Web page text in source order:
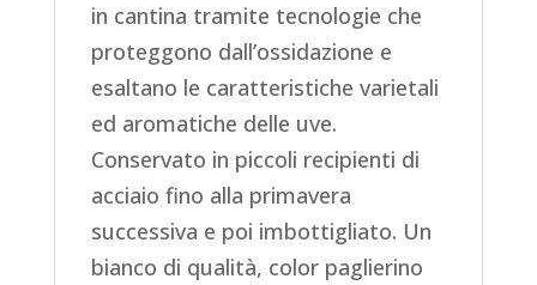
in cantina tramite tecnologie che
proteggono dall’ossidazione e
esaltano le caratteristiche varietali
ed aromatiche delle uve.
Conservato in piccoli recipienti di
acciaio fino alla primavera
successiva e poi imbottigliato. Un
bianco di qualità, color paglierino